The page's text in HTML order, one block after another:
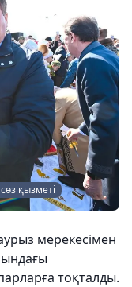
қызметі
мерекесімен
тоқталды.